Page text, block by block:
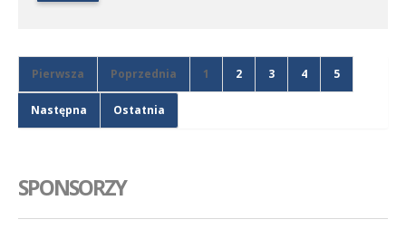
Pierwsza Poprzednia 1 2 3 4 5
Następna Ostatnia
SPONSORZY